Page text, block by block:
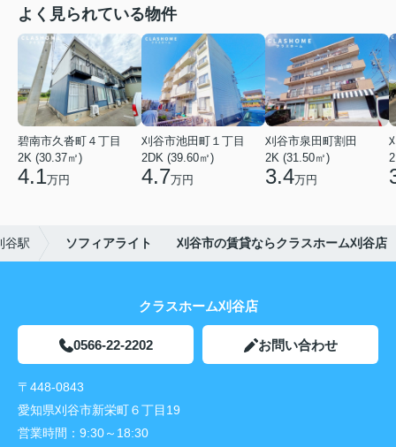
よく見られている物件
碧南市久沓町４丁目
2K (30.37㎡)
4.1万円
刈谷市池田町１丁目
2DK (39.60㎡)
4.7万円
刈谷市泉田町割田
2K (31.50㎡)
3.4万円
谷駅 ソフィアライト 刈谷市の賃貸ならクラスホーム刈谷店
クラスホーム刈谷店
0566-22-2202 お問い合わせ
〒448-0843
愛知県刈谷市新栄町６丁目19
営業時間： 9:30～18:30